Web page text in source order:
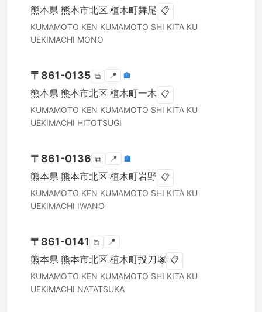
熊本県 熊本市北区 植木町舞尾 📋
KUMAMOTO KEN KUMAMOTO SHI KITA KU
UEKIMACHI MONO
〒 861-0135 ⧉ 📍 🏣
熊本県 熊本市北区 植木町一木 📋
KUMAMOTO KEN KUMAMOTO SHI KITA KU
UEKIMACHI HITOTSUGI
〒 861-0136 ⧉ 📍 🏣
熊本県 熊本市北区 植木町岩野 📋
KUMAMOTO KEN KUMAMOTO SHI KITA KU
UEKIMACHI IWANO
〒 861-0141 ⧉ 📍
熊本県 熊本市北区 植木町投刀塚 📋
KUMAMOTO KEN KUMAMOTO SHI KITA KU
UEKIMACHI NATATSUKA